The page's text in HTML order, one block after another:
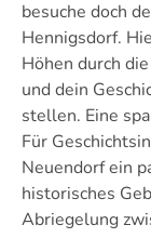
besuche doch
Hennigsdorf.
Höhen durch
und dein
stellen. Eine
Für
Neuendorf ein
historisches
Abriegelung